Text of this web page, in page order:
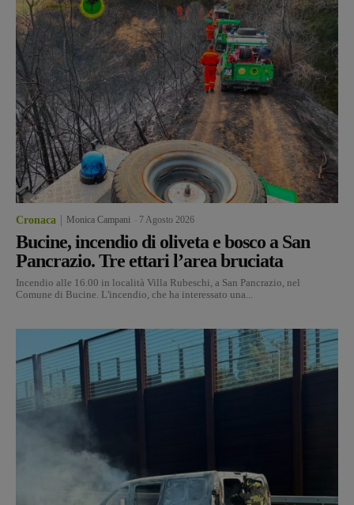
Cronaca Monica Campani 7 Agosto 2026
Bucine, incendio di oliveta e bosco a San
Pancrazio. Tre ettari l’area bruciata
Incendio alle 16.00 in località Villa Rubeschi, a San Pancrazio, nel
Comune di Bucine. L'incendio, che ha interessato una...